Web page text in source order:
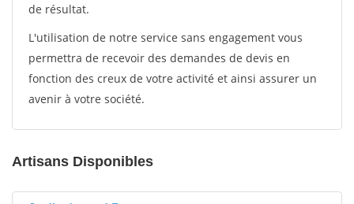
de résultat.
L'utilisation de notre service sans engagement vous
permettra de recevoir des demandes de devis en
fonction des creux de votre activité et ainsi assurer un
avenir à votre société.
Artisans Disponibles